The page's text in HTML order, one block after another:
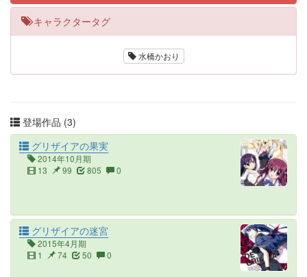
キャラクタータグ
水橋かおり
登場作品 (3)
グリザイアの果実
2014年10月期
13
99 805 0
グリザイアの迷宮
2015年4月期
1
74 50 0